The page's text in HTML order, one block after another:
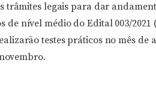
trâmites legais para dar
de nível médio do Edital 003/2021
testes práticos no mês de